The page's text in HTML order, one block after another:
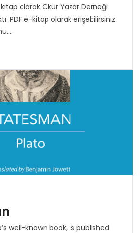
olarak Okur Yazar Derneği
PDF e-kitap olarak erişebilirsiniz.
well-known book, is published